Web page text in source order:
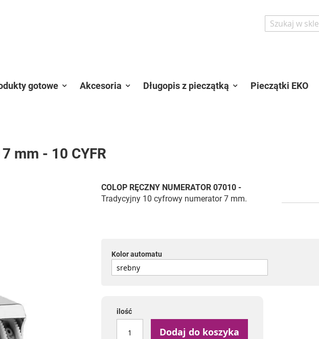
gotowe Akcesoria Długopis z pieczątką Pieczątki EKO
mm - 10 CYFR
COLOP RĘCZNY NUMERATOR 07010 -
Tradycyjny 10 cyfrowy numerator 7 mm.
Kolor automatu
ilość
Dodaj do koszyka